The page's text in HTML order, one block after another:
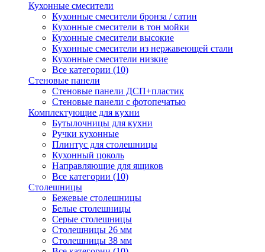
Кухонные смесители
Кухонные смесители бронза / сатин
Кухонные смесители в тон мойки
Кухонные смесители высокие
Кухонные смесители из нержавеющей стали
Кухонные смесители низкие
Все категории (10)
Стеновые панели
Стеновые панели ДСП+пластик
Стеновые панели с фотопечатью
Комплектующие для кухни
Бутылочницы для кухни
Ручки кухонные
Плинтус для столешницы
Кухонный цоколь
Направляющие для ящиков
Все категории (10)
Столешницы
Бежевые столешницы
Белые столешницы
Серые столешницы
Столешницы 26 мм
Столешницы 38 мм